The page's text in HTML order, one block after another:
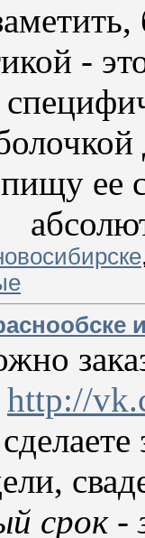
-
ее
http://
срок -